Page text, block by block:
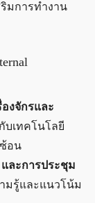
มการทำงาน
งจักรและ
บเทคโนโลยี
อน
ละการประชุม
มรู้และแนวโน้ม